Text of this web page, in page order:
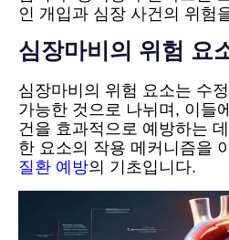
인 개입과 심장 사건의 위험
심장마비의 위험 요
심장마비의 위험 요소는 수
가능한 것으로 나뉘며, 이들
건을 효과적으로 예방하는
한 요소의 작용 메커니즘을
질환 예방의 기초입니다.